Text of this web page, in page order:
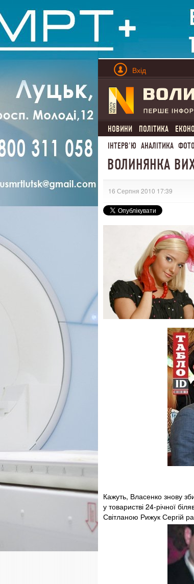
Вхід
НОВИНИ ПОЛІТИКА
ІНТЕРВ'Ю АНАЛІТИКА ФОТО
ВОЛИНЯНКА
16 Серпня 2010 17:39
Кажуть, Власенко знову
у товаристві 24-річної
Світланою Рижук Сергій